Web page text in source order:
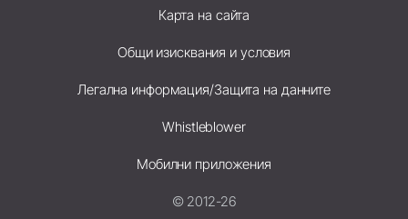
Карта на сайта
Общи изисквания и условия
Легална информация/Защита на данните
Whistleblower
Мобилни приложения
© 2012-26